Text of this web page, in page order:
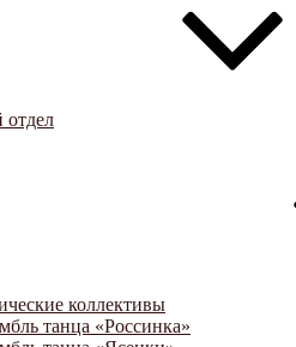
отдел
коллективы
танца «Россинка»